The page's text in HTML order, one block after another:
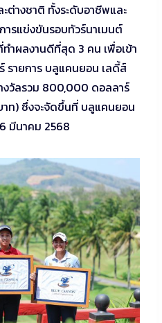
ต่างชาติ ทั้งระดับอาชีพและ
ารแข่งขันรอบทัวร์นาเมนต์
ผลงานดีที่สุด 3 คน เพื่อเข้า
รายการ บลูแคนยอน เลดี้ส์
งวัลรวม 800,000 ดอลลาร์
ท) ซึ่งจะจัดขึ้นที่ บลูแคนยอน
มีนาคม 2568